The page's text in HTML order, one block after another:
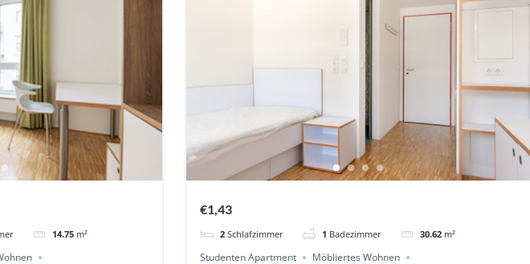
14.75 m²
€1,43
2 Schlafzimmer 1 Badezimmer 30.62 m²
Studenten Apartment Möbliertes Wohnen